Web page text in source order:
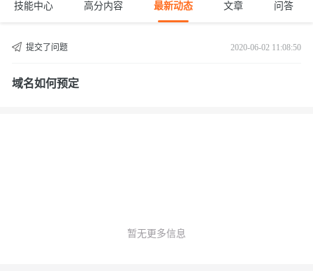
技能中心 高分内容 最新动态 文章 问答
提交了问题 2020-06-02 11:08:50
域名如何预定
暂无更多信息